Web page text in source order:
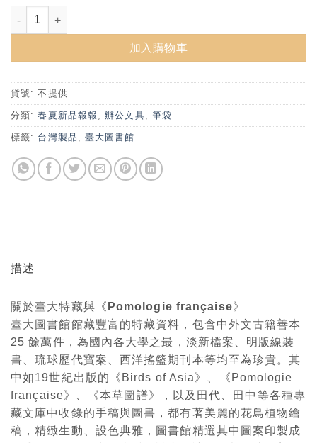
臺大特藏筆袋(2026年新款) 數量
加入購物車
貨號:不提供
分類:春夏新品報報 ,辦公文具 筆袋
標籤: 台灣製品 ,臺大圖書館
描述
關於臺大特藏與《Pomologie française》
臺大圖書館館藏豐富的特藏資料，包含中外文古籍善本
25 餘萬件，為國內各大學之最，淡新檔案、明版線裝
書、琉球歷代寶案、西洋搖籃期刊本等均至為珍貴。其
中如19世紀出版的《Birds of Asia》、《Pomologie
française》、《本草圖譜》，以及田代、田中等各種專
藏文庫中收錄的手稿與圖書，都有著美麗的花鳥植物繪
稿，精緻生動、設色典雅，圖書館精選其中圖案印製成